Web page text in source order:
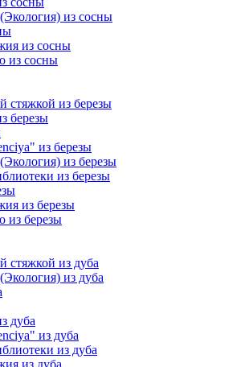
из сосны
из сосны
из сосны
стяжкой из березы
березы
из березы
из березы
из березы
из березы
из березы
стяжкой из дуба
из дуба
дуба
из дуба
из дуба
из дуба